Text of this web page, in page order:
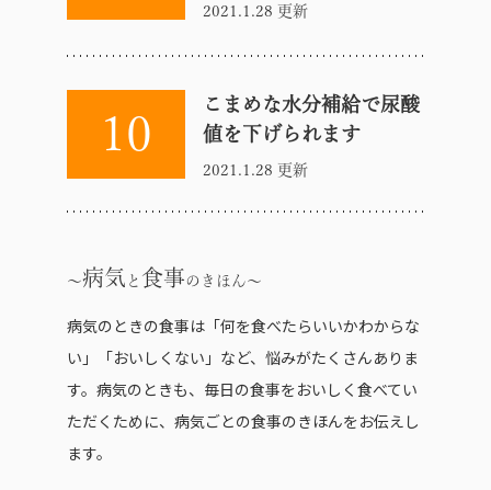
2021.1.28 更新
10
こまめな水分補給で尿酸
値を下げられます
2021.1.28 更新
病気 と 食事のきほん
病気のときの食事は「何を食べたらいいかわからな
い」「おいしくない」など、悩みがたくさんありま
す。病気のときも、毎日の食事をおいしく食べてい
ただくために、病気ごとの食事のきほんをお伝えし
ます。